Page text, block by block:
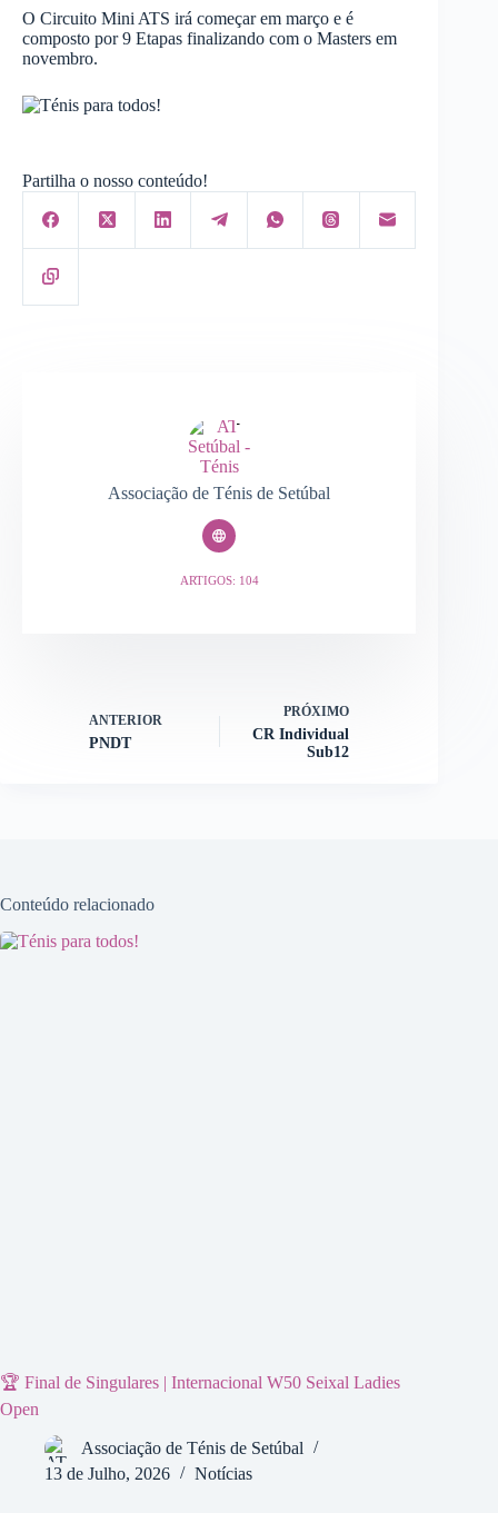
O Circuito Mini ATS irá começar em março e é
composto por 9 Etapas finalizando com o Masters em
novembro.
Partilha o nosso conteúdo!
Associação de Ténis de Setúbal
ARTIGOS: 104
ANTERIOR
PNDT
PRÓXIMO
CR Individual
Sub12
Conteúdo relacionado
🏆 Final de Singulares | Internacional W50 Seixal Ladies
Open
Associação de Ténis de Setúbal
13 de Julho, 2026
Notícias